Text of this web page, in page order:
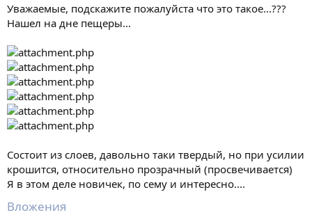
а
Уважаемые, подскажите пожалуйста что это такое...???
Нашел на дне пещеры...
Состоит из слоев, давольно таки твердый, но при усилии
крошится, относительно прозрачный (просвечивается)
Я в этом деле новичек, по сему и интересно....
Вложения